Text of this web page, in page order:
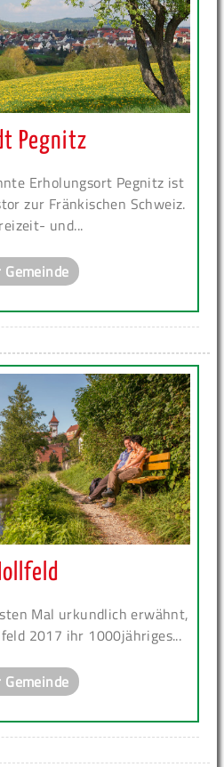
Pegnitz
Erholungsort Pegnitz ist
zur Fränkischen Schweiz.
und...
Gemeinde
Mal urkundlich erwähnt,
2017 ihr 1000jähriges...
Gemeinde